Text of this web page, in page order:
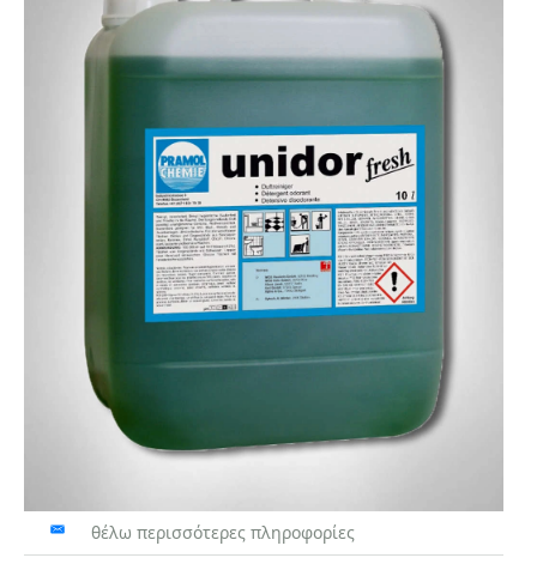
θέλω περισσότερες πληροφορίες